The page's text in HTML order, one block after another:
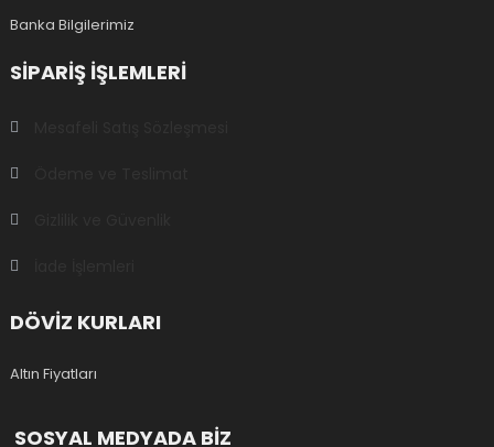
Banka Bilgilerimiz
SIPARIŞ IŞLEMLERI
DÖVİZ KURLARI
Altın Fiyatları
SOSYAL MEDYADA BİZ